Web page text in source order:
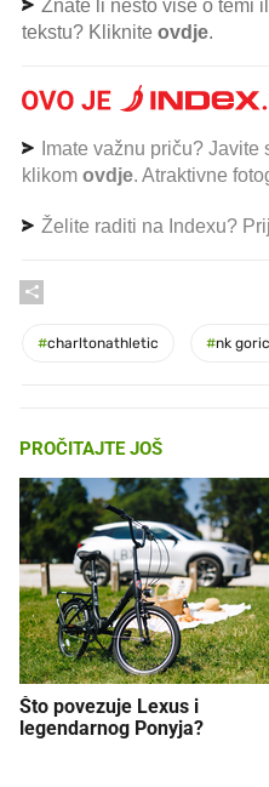
Znate li nešto više o temi
tekstu? Kliknite ovdje.
Imate važnu priču? Javite
klikom ovdje. Atraktivne
Želite raditi na Indexu?
#charltonathletic #nk
PROČITAJTE JOŠ
Što povezuje Lexus i
legendarnog Ponyja?